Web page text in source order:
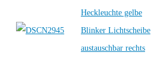
Heckleuchte gelbe
Blinker Lichtscheibe
austauschbar rechts